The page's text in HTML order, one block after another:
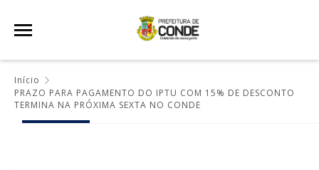
Início
PRAZO PARA PAGAMENTO DO IPTU COM 15% DE DESCONTO
TERMINA NA PRÓXIMA SEXTA NO CONDE